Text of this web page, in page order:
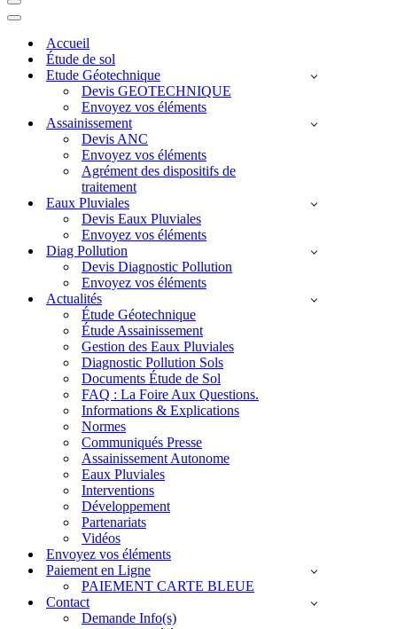
Menu
de
Menu
navigationAccueil
Étude de sol
Etude Géotechnique
Devis GEOTECHNIQUE
Envoyez vos éléments
Assainissement
Devis ANC
Envoyez vos éléments
Agrément des dispositifs de
traitement
Eaux Pluviales
Devis Eaux Pluviales
Envoyez vos éléments
Diag Pollution
Devis Diagnostic Pollution
Envoyez vos éléments
Actualités
Étude Géotechnique
Étude Assainissement
Gestion des Eaux Pluviales
Diagnostic Pollution Sols
Documents Étude de Sol
FAQ : La Foire Aux Questions.
Informations & Explications
Normes
Communiqués Presse
Assainissement Autonome
Eaux Pluviales
Interventions
Développement
Partenariats
Vidéos
Envoyez vos éléments
Paiement en Ligne
PAIEMENT CARTE BLEUE
Contact
Demande Info(s)